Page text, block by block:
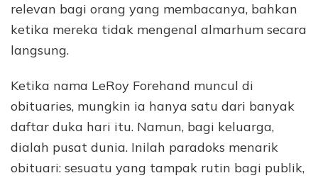
relevan bagi orang yang membacanya, bahkan
ketika mereka tidak mengenal almarhum secara
langsung.
Ketika nama LeRoy Forehand muncul di
obituaries, mungkin ia hanya satu dari banyak
daftar duka hari itu. Namun, bagi keluarga,
dialah pusat dunia. Inilah paradoks menarik
obituari: sesuatu yang tampak rutin bagi publik,